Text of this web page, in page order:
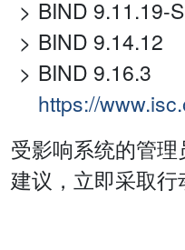
BIND 9.11.19-
BIND 9.14.12
BIND 9.16.3
https://
受影响系统的管
建议，立即采取行